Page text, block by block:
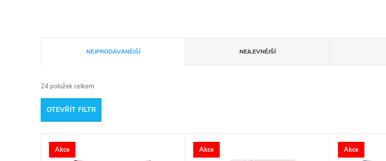
a
z
e
n
NEJPRODÁVANĚJŠÍ NEJLEVNĚJŠÍ
24 položek celkem
OTEVŘÍT FILTR
VAkce Akce Akce